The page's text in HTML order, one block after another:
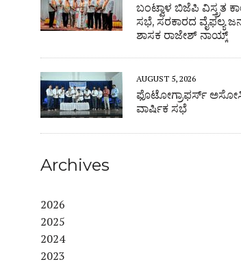
ಬಂಟ್ವಾಳ ಬಿಜೆಪಿ ವಿಸ್ತ್ರತ
ಸಭೆ, ಸರಕಾರದ ವೈಫಲ್ಯ
ಶಾಸಕ ರಾಜೇಶ್ ನಾಯ್ಕ್
AUGUST 5, 2026
ಫೊಟೋಗ್ರಾಫರ್ಸ್
ವಾರ್ಷಿಕ ಸಭೆ
Archives
2026
2025
2024
2023